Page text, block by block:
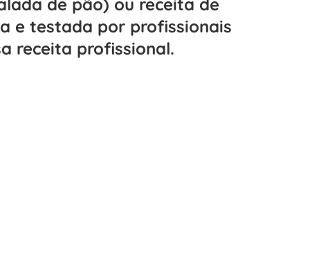
de pão) ou receita de
e testada por profissionais
receita profissional.